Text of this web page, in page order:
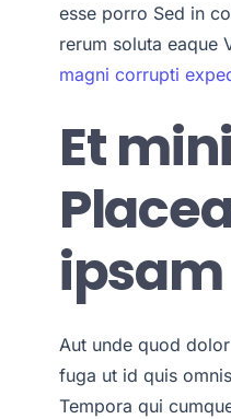
esse porro Sed in
rerum soluta eaque
magni corrupti
Et
ipsam
Aut unde quod
fuga ut id quis
Tempora qui